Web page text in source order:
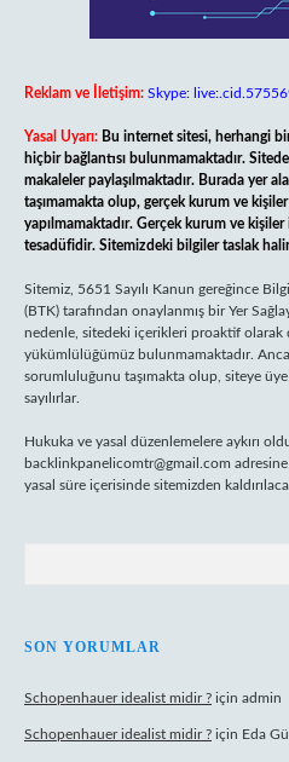
Reklam ve İletişim: Skype:
Yasal Uyarı: Bu internet sitesi, herhangi
hiçbir bağlantısı bulunmamaktadır. Sitede
makaleler paylaşılmaktadır. Burada yer
taşımamakta olup, gerçek kurum ve kişiler
yapılmamaktadır. Gerçek kurum ve
tesadüfidir. Sitemizdeki bilgiler taslak
Sitemiz, 5651 Sayılı Kanun gereğince
(BTK) tarafından onaylanmış bir Yer
nedenle, sitedeki içerikleri proaktif olarak
yükümlülüğümüz bulunmamaktadır.
sorumluluğunu taşımakta olup, siteye
sayılırlar.
Hukuka ve yasal düzenlemelere aykırı
backlinkpanelicomtr@gmail.com
yasal süre içerisinde sitemizden
SON YORUMLAR
Schopenhauer idealist midir ? için admin
Schopenhauer idealist midir ? için Eda